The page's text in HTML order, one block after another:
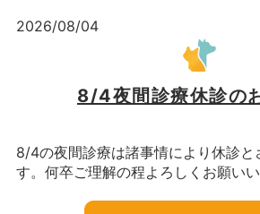
2026/08/04
8/4夜間診療休診の
8/4の夜間診療は諸事情により休診と
す。何卒ご理解の程よろしくお願いい